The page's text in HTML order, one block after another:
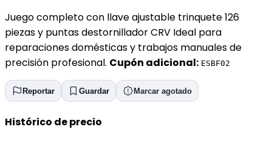
Juego completo con llave ajustable trinquete 126
piezas y puntas destornillador CRV Ideal para
reparaciones domésticas y trabajos manuales de
precisión profesional. Cupón adicional: ESBF02
Reportar Guardar Marcar agotado
Histórico de precio